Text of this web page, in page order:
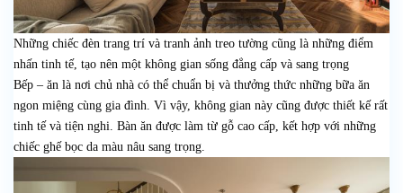
Những chiếc đèn trang trí và tranh ảnh treo tường cũng là những điểm
nhấn tinh tế, tạo nên một không gian sống đẳng cấp và sang trọng
Bếp – ăn là nơi chủ nhà có thể chuẩn bị và thưởng thức những bữa ăn
ngon miệng cùng gia đình. Vì vậy, không gian này cũng được thiết kế rất
tinh tế và tiện nghi. Bàn ăn được làm từ gỗ cao cấp, kết hợp với những
chiếc ghế bọc da màu nâu sang trọng.